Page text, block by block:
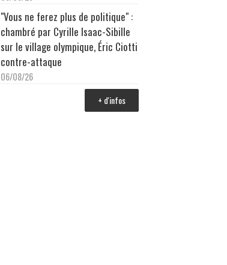
"Vous ne ferez plus de politique" :
chambré par Cyrille Isaac-Sibille
sur le village olympique, Éric Ciotti
contre-attaque
06/08/26
+ d'infos